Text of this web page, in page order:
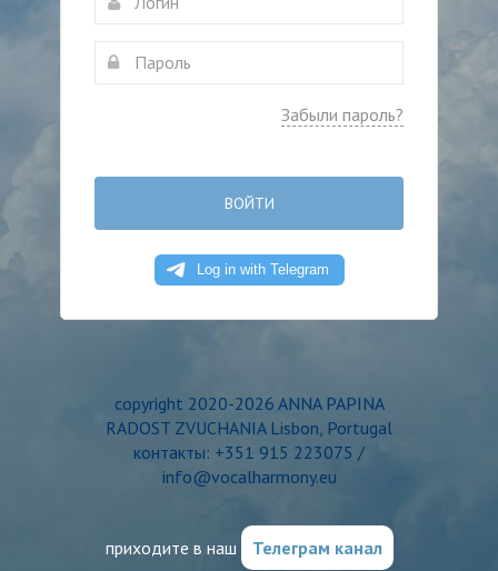
Забыли пароль?
ВОЙТИ
copyright 2020-2026 ANNA PAPINA
RADOST ZVUCHANIA Lisbon, Portugal
контакты: +351 915 223075 /
info@vocalharmony.eu
приходите в наш Телеграм канал